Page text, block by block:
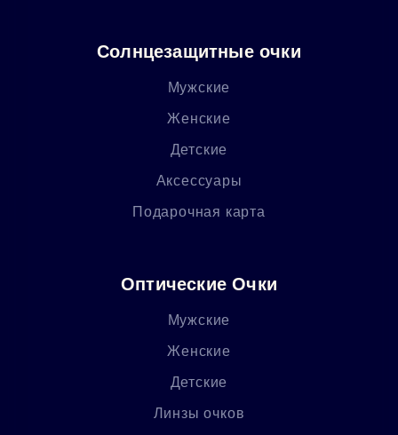
Солнцезащитные очки
Мужские
Женские
Детские
Аксессуары
Подарочная карта
Оптические Очки
Мужские
Женские
Детские
Линзы очков